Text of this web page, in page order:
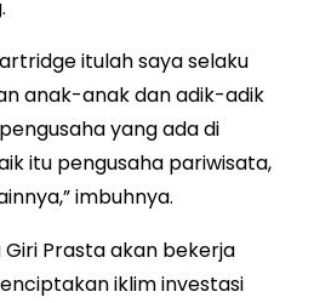
itulah saya selaku
anak-anak dan adik-adik
yang ada di
itu pengusaha pariwisata,
imbuhnya.
Prasta akan bekerja
iklim investasi